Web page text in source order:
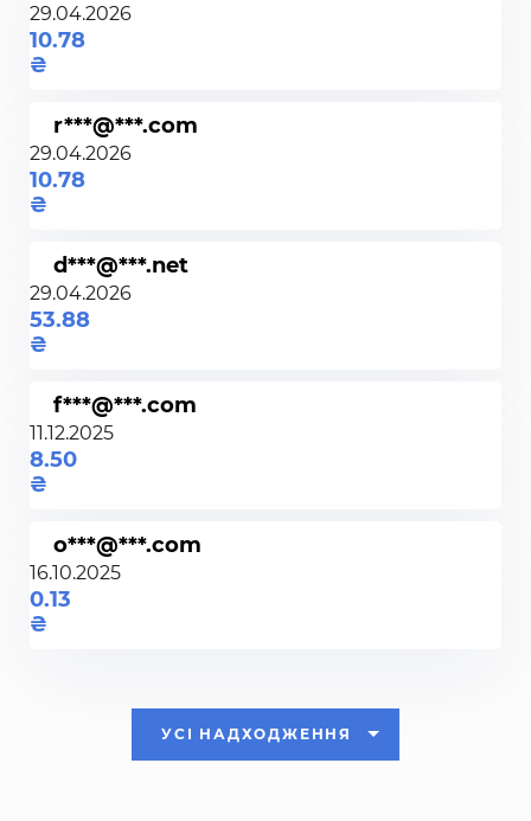
29.04.2026
10.78
r***@***.com
29.04.2026
10.78
d***@***.net
29.04.2026
53.88
f***@***.com
11.12.2025
8.50
o***@***.com
16.10.2025
0.13
УСІ НАДХОДЖЕННЯ